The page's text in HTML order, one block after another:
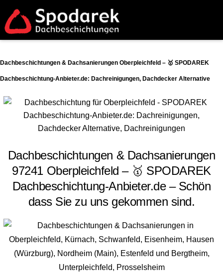
Dachbeschichtungen & Dachsanierungen Oberpleichfeld – 🥇 SPODAREK
Dachbeschichtung-Anbieter.de: Dachreinigungen, Dachdecker Alternative
Dachbeschichtungen & Dachsanierungen
97241 Oberpleichfeld – 🥇 SPODAREK
Dachbeschichtung-Anbieter.de – Schön
dass Sie zu uns gekommen sind.